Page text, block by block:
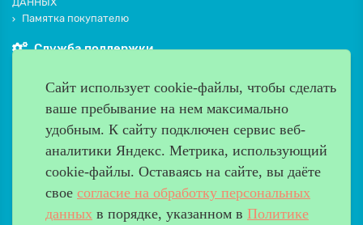
Памятка покупателю
Служба поддержки
Производители
Дополнительно
Наш адрес
Работаем с 9:00 до 20:00
8 (499) 685-33-26
Сайт использует cookie-файлы, чтобы сделать
ваше пребывание на нем максимально
удобным. К cайту подключен сервис веб-
аналитики Яндекс. Метрика, использующий
cookie-файлы. Оставаясь на сайте, вы даёте
свое согласие на обработку персональных
данных в порядке, указанном в Политике